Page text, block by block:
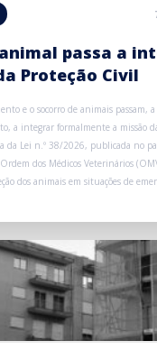
passa a
Proteção Civil
e o socorro de animais passam,
a integrar formalmente a missão
da Lei n.º 38/2026, publicada no
dos Médicos Veterinários
dos animais em situações de